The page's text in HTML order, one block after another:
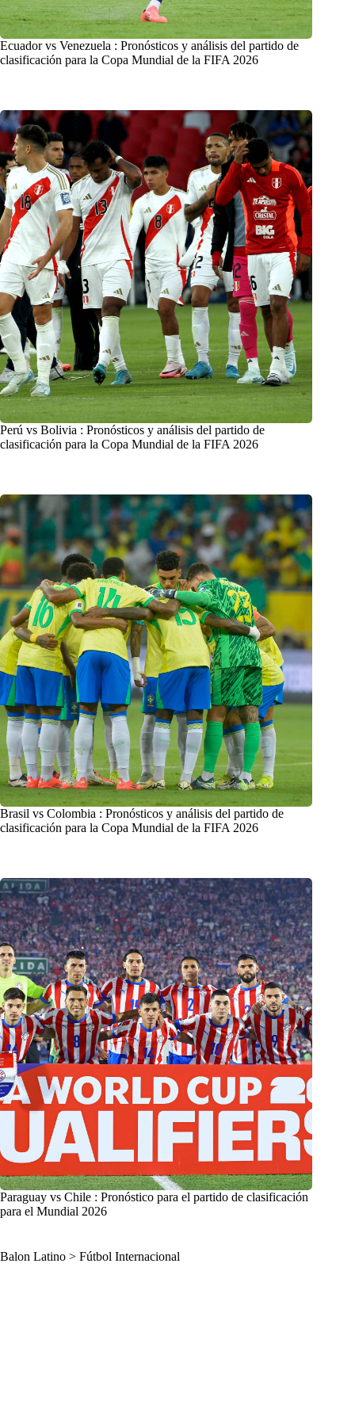
Ecuador vs Venezuela : Pronósticos y análisis del partido de
clasificación para la Copa Mundial de la FIFA 2026
Perú vs Bolivia : Pronósticos y análisis del partido de
clasificación para la Copa Mundial de la FIFA 2026
Brasil vs Colombia : Pronósticos y análisis del partido de
clasificación para la Copa Mundial de la FIFA 2026
Paraguay vs Chile : Pronóstico para el partido de clasificación
para el Mundial 2026
Balon Latino > Fútbol Internacional